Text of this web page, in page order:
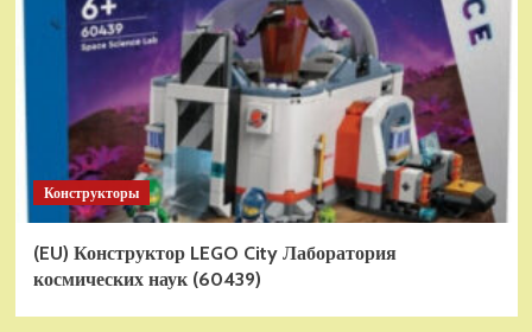
Конструкторы
(EU) Конструктор LEGO City Лаборатория
космических наук (60439)